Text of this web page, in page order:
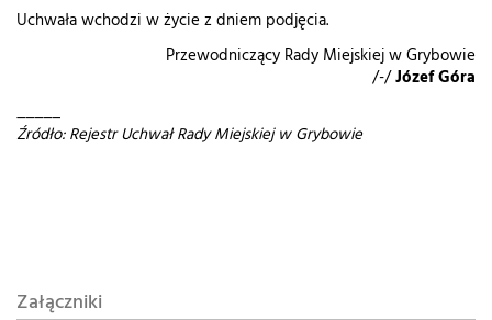
Uchwała wchodzi w życie z dniem podjęcia.
Przewodniczący Rady Miejskiej w Grybowie
/-/Józef Góra
_____
Źródło: Rejestr Uchwał Rady Miejskiej w Grybowie
Załączniki